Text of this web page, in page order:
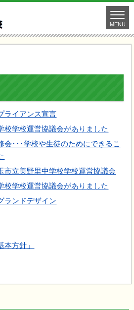
MENU
ライアンス宣言
学校運営協議会がありました
会･･･学校や生徒のためにできるこ
立美野里中学校学校運営協議会
学校運営協議会がありました
ンドデザイン
本方針」